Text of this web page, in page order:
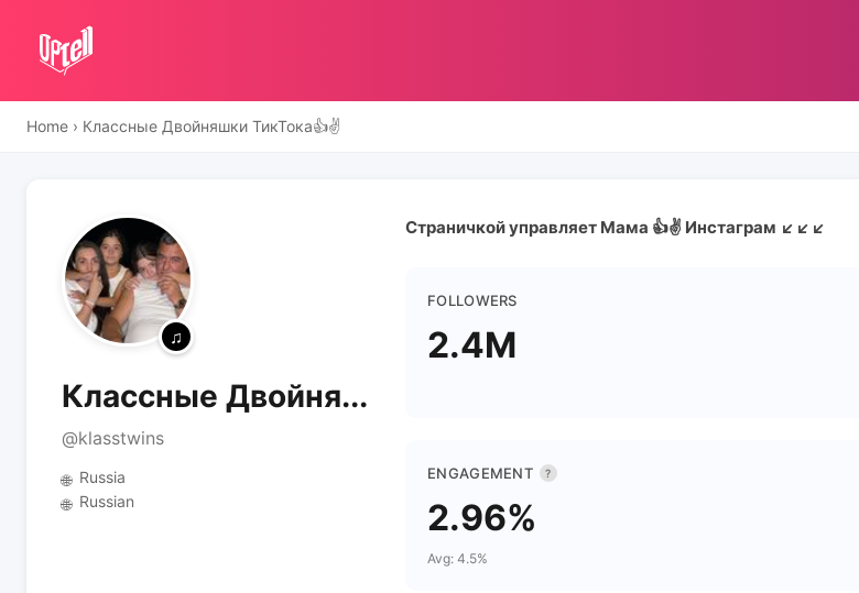
Home › Классные Двойняшки ТикТока👍✌️
Классные Двойня...
@klasstwins
🌐 Russia
🌐 Russian
Страничкой управляет Мама 👍✌️ Инстаграм ↙️↙️↙️
FOLLOWERS
2.4M
ENGAGEMENT ?
2.96%
Avg: 4.5%